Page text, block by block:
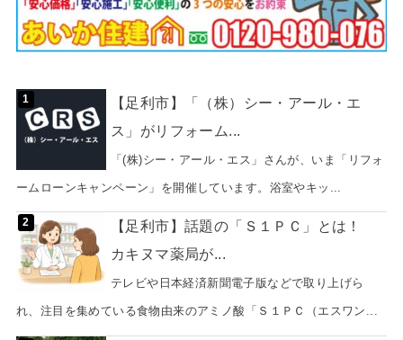
【足利市】「（株）シー・アール・エ
ス」がリフォーム...
「(株)シー・アール・エス」さんが、いま「リフォ
ームローンキャンペーン」を開催しています。浴室やキッ...
【足利市】話題の「Ｓ１ＰＣ」とは！
カキヌマ薬局が...
テレビや日本経済新聞電子版などで取り上げら
れ、注目を集めている食物由来のアミノ酸「Ｓ１ＰＣ（エスワン...